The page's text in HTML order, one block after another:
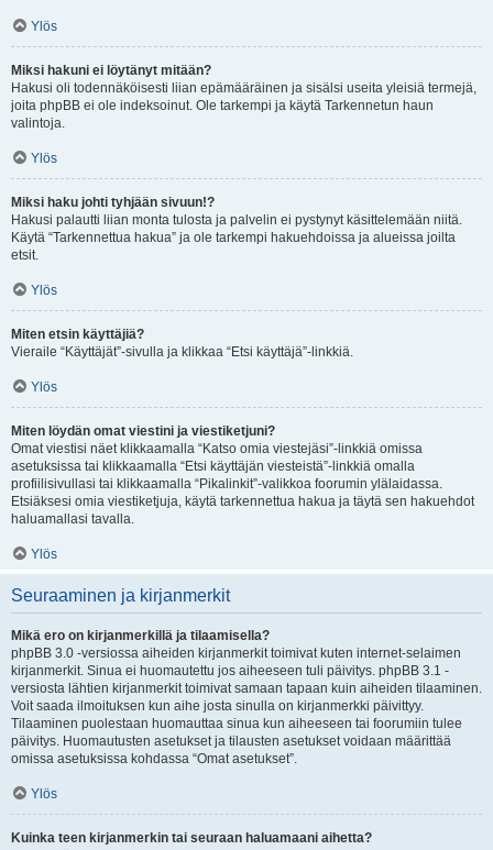
Ylös
Miksi hakuni ei löytänyt mitään?
Hakusi oli todennäköisesti liian epämääräinen ja sisälsi useita yleisiä termejä,
joita phpBB ei ole indeksoinut. Ole tarkempi ja käytä Tarkennetun haun
valintoja.
Ylös
Miksi haku johti tyhjään sivuun!?
Hakusi palautti liian monta tulosta ja palvelin ei pystynyt käsittelemään niitä.
Käytä “Tarkennettua hakua” ja ole tarkempi hakuehdoissa ja alueissa joilta
etsit.
Ylös
Miten etsin käyttäjiä?
Vieraile “Käyttäjät”-sivulla ja klikkaa “Etsi käyttäjä”-linkkiä.
Ylös
Miten löydän omat viestini ja viestiketjuni?
Omat viestisi näet klikkaamalla “Katso omia viestejäsi”-linkkiä omissa
asetuksissa tai klikkaamalla “Etsi käyttäjän viesteistä”-linkkiä omalla
profiilisivullasi tai klikkaamalla “Pikalinkit”-valikkoa foorumin ylälaidassa.
Etsiäksesi omia viestiketjuja, käytä tarkennettua hakua ja täytä sen hakuehdot
haluamallasi tavalla.
Ylös
Seuraaminen ja kirjanmerkit
Mikä ero on kirjanmerkillä ja tilaamisella?
phpBB 3.0 -versiossa aiheiden kirjanmerkit toimivat kuten internet-selaimen
kirjanmerkit. Sinua ei huomautettu jos aiheeseen tuli päivitys. phpBB 3.1 -
versiosta lähtien kirjanmerkit toimivat samaan tapaan kuin aiheiden tilaaminen.
Voit saada ilmoituksen kun aihe josta sinulla on kirjanmerkki päivittyy.
Tilaaminen puolestaan huomauttaa sinua kun aiheeseen tai foorumiin tulee
päivitys. Huomautusten asetukset ja tilausten asetukset voidaan määrittää
omissa asetuksissa kohdassa “Omat asetukset”.
Ylös
Kuinka teen kirjanmerkin tai seuraan haluamaani aihetta?